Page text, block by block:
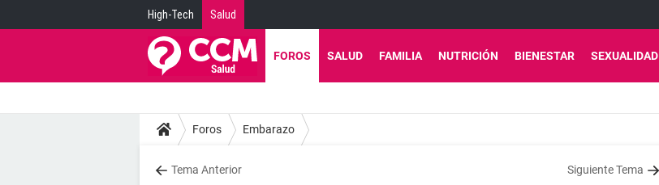
High-Tech Salud
FOROS SALUD FAMILIA NUTRICIÓN BIENESTAR SEXUALIDAD
Foros Embarazo
Tema Anterior Siguiente Tema